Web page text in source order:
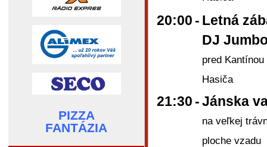
PIZZA
FANTÁZIA
20:00 - Letná
DJ
pred Kantínou
Hasiča
21:30 - Jánska
na veľkej
ploche vzadu